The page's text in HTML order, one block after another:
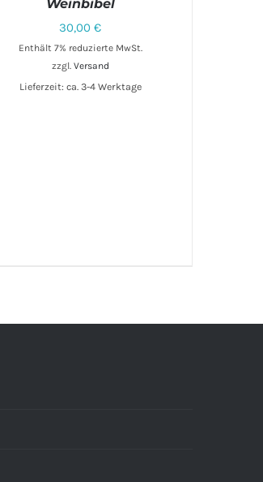
IN DEN WARENKORB /
Weinbibel
30,00€
Enthält 7% reduzierte MwSt.
zzgl. Versand
Lieferzeit: ca. 3-4 Werktage